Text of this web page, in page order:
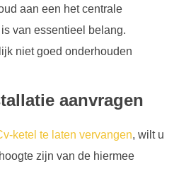
aan een het centrale
van essentieel belang.
niet goed onderhouden
aanvragen
ketel te laten vervangen, wilt u
zijn van de hiermee